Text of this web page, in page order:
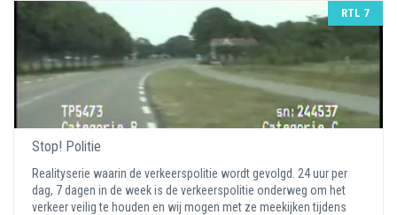
RTL 7
Stop! Politie
Realityserie waarin de verkeerspolitie wordt gevolgd. 24 uur per
dag, 7 dagen in de week is de verkeerspolitie onderweg om het
verkeer veilig te houden en wij mogen met ze meekijken tijdens